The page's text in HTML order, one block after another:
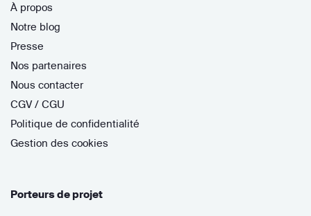
À propos
Notre blog
Presse
Nos partenaires
Nous contacter
CGV / CGU
Politique de confidentialité
Gestion des cookies
Porteurs de projet